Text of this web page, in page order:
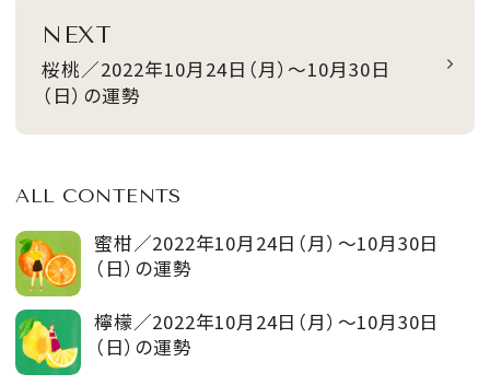
NEXT
桜桃／2022年10月24日（月）～10月30日
（日）の運勢
ALL CONTENTS
蜜柑／2022年10月24日（月）～10月30日
（日）の運勢
檸檬／2022年10月24日（月）～10月30日
（日）の運勢